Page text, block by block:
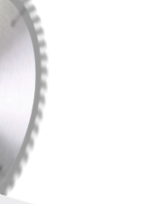
NEW!